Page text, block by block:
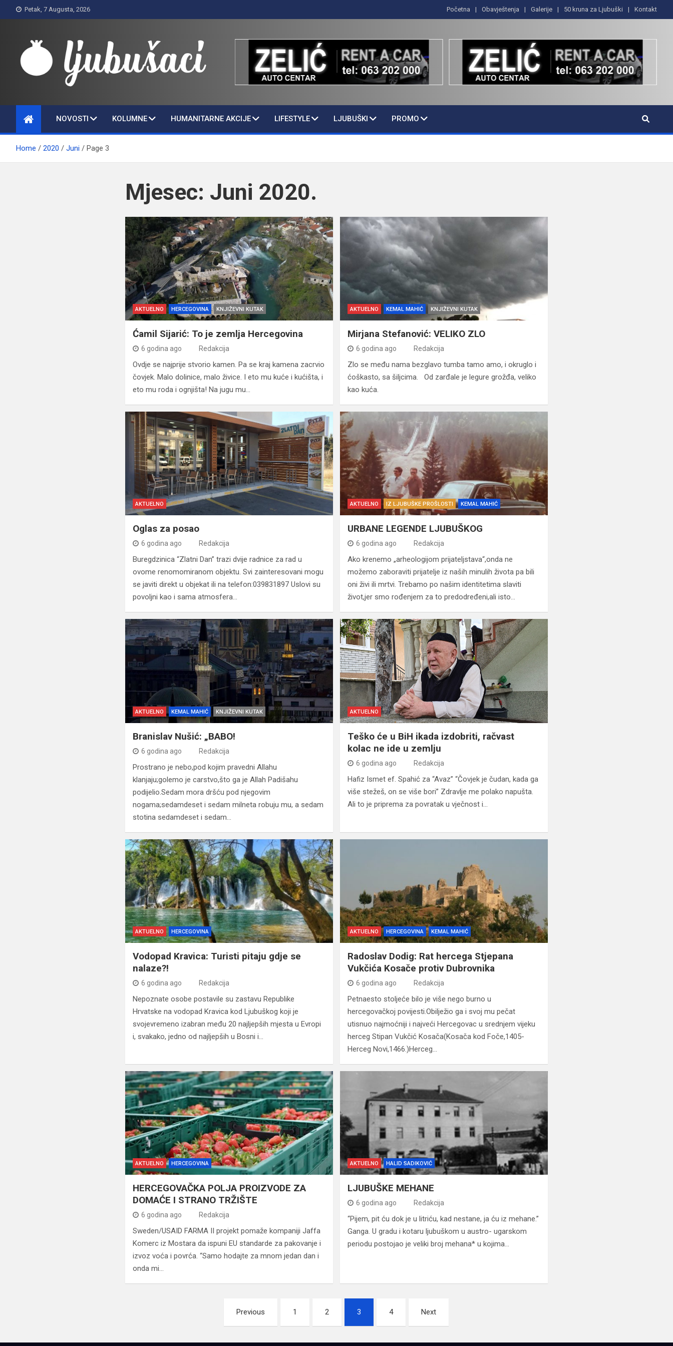
to
Petak, 7 Augusta, 2026 Početna Obavještenja Galerije 50 kruna za Ljubuški Kontakt
Ljubušaci
NOVOSTI KOLUMNE HUMANITARNE AKCIJE LIFESTYLE LJUBUŠKI PROMO
Home 2020 Juni Page 3
Mjesec: Juni 2020.
AKTUELNO HERCEGOVINA KNJIŽEVNI KUTAK
Ćamil Sijarić: To je zemlja Hercegovina
6 godina ago Redakcija
Ovdje se najprije stvorio kamen. Pa se kraj kamena zac­rvio
čovjek. Malo dolinice, malo živice. I eto mu kuće i ku­ćišta, i
eto mu roda i ognjišta! Na jugu mu…
AKTUELNO KEMAL MAHIĆ KNJIŽEVNI KUTAK
Mirjana Stefanović: VELIKO ZLO
6 godina ago Redakcija
Zlo se među nama bezglavo tumba tamo amo, i okruglo i
ćoškasto, sa šiljcima. Od zarđale je legure grožđa, veliko
kao kuća.
AKTUELNO
Oglas za posao
6 godina ago Redakcija
Buregdzinica “Zlatni Dan” trazi dvije radnice za rad u
ovome renomomiranom objektu. Svi zainteresovani mogu
se javiti direkt u objekat ili na telefon:039831897 Uslovi su
povoljni kao i sama atmosfera…
AKTUELNO IZ LJUBUŠKE PROŠLOSTI KEMAL MAHIĆ
URBANE LEGENDE LJUBUŠKOG
6 godina ago Redakcija
Ako krenemo „arheologijom prijateljstava“,onda ne
možemo zaboraviti prijatelje iz naših minulih života pa bili
oni živi ili mrtvi. Trebamo po našim identitetima slaviti
život,jer smo rođenjem za to predodređeni,ali isto…
AKTUELNO KEMAL MAHIĆ KNJIŽEVNI KUTAK
Branislav Nušić: „BABO!
6 godina ago Redakcija
Prostrano je nebo,pod kojim pravedni Allahu
klanjaju;golemo je carstvo,što ga je Allah Padišahu
podijelio.Sedam mora dršću pod njegovim
nogama;sedamdeset i sedam milneta robuju mu, a sedam
stotina sedamdeset i sedam…
AKTUELNO
Teško će u BiH ikada izdobriti, račvast
kolac ne ide u zemlju
6 godina ago Redakcija
Hafiz Ismet ef. Spahić za “Avaz” “Čovjek je čudan, kada ga
više stežeš, on se više bori” Zdravlje me polako napušta.
Ali to je priprema za povratak u vječnost i…
AKTUELNO HERCEGOVINA
Vodopad Kravica: Turisti pitaju gdje se
nalaze?!
6 godina ago Redakcija
Nepoznate osobe postavile su zastavu Republike
Hrvatske na vodopad Kravica kod Ljubuškog koji je
svojevremeno izabran među 20 najljepših mjesta u Evropi
i, svakako, jedno od najljepših u Bosni i…
AKTUELNO HERCEGOVINA KEMAL MAHIĆ
Radoslav Dodig: Rat hercega Stjepana
Vukčića Kosače protiv Dubrovnika
6 godina ago Redakcija
Petnaesto stoljeće bilo je više nego burno u
hercegovačkoj povijesti.Obilježio ga i svoj mu pečat
utisnuo najmoćniji i najveći Hercegovac u srednjem vijeku
herceg Stipan Vukčić Kosača(Kosača kod Foče,1405-
Herceg Novi,1466.)Herceg…
AKTUELNO HERCEGOVINA
HERCEGOVAČKA POLJA PROIZVODE ZA
DOMAĆE I STRANO TRŽIŠTE
6 godina ago Redakcija
Sweden/USAID FARMA II projekt pomaže kompaniji Jaffa
Komerc iz Mostara da ispuni EU standarde za pakovanje i
izvoz voća i povrća. “Samo hodajte za mnom jedan dan i
onda mi…
AKTUELNO HALID SADIKOVIĆ
LJUBUŠKE MEHANE
6 godina ago Redakcija
“Pijem, pit ću dok je u litriću, kad nestane, ja ću iz mehane.”
Ganga. U gradu i kotaru ljubuškom u austro- ugarskom
periodu postojao je veliki broj mehana* u kojima…
Previous 1 2 3 4 Next